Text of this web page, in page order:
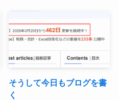
そうして今日もブログを書
く